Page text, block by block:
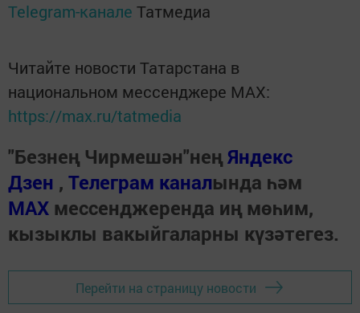
Telegram-канале Татмедиа
Читайте новости Татарстана в
национальном мессенджере MАХ:
https://max.ru/tatmedia
"Безнең Чирмешән"неңЯндекс
Дзен , Телеграм каналында һәм
МАХ мессенджеренда иң мөһим,
кызыклы вакыйгаларны күзәтегез.
Перейти на страницу новости